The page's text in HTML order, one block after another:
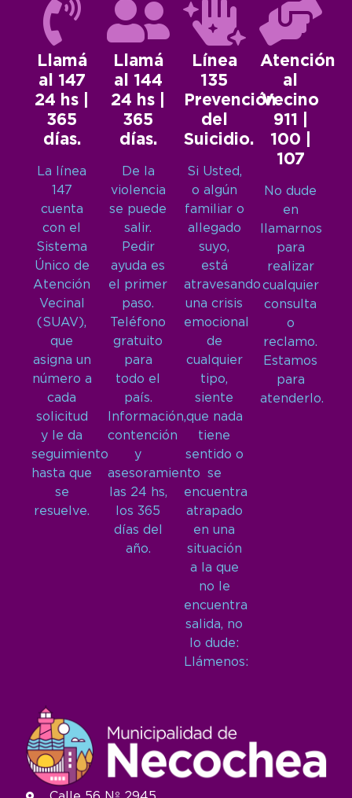
Llamá
al 147
24 hs |
365
días.
La línea
147
cuenta
con el
Sistema
Único de
Atención
Vecinal
(SUAV),
que
asigna un
número a
cada
solicitud
y le da
seguimiento
hasta que
se
resuelve.
Llamá
al 144
24 hs |
365
días.
De la
violencia
se puede
salir.
Pedir
ayuda es
el primer
paso.
Teléfono
gratuito
para
todo el
país.
Información,
contención
y
asesoramiento
las 24 hs,
los 365
días del
año.
Línea
135
Prevención
del
Suicidio.
Si Usted,
o algún
familiar o
allegado
suyo,
está
atravesando
una crisis
emocional
de
cualquier
tipo,
siente
que nada
tiene
sentido o
se
encuentra
atrapado
en una
situación
a la que
no le
encuentra
salida, no
lo dude:
Llámenos:
Atención
al
Vecino
911 |
100 |
107
No dude
en
llamarnos
para
realizar
cualquier
consulta
o
reclamo.
Estamos
para
atenderlo.